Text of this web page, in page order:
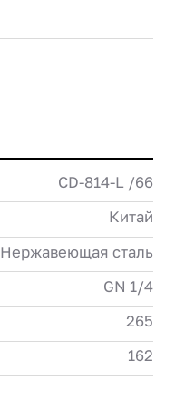
CD-814-L /66
Китай
Нержавеющая сталь
GN 1/4
265
162